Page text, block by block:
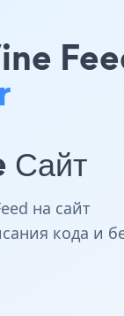
на сайт
кода и